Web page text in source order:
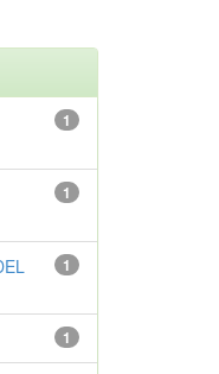
1
1
1
1